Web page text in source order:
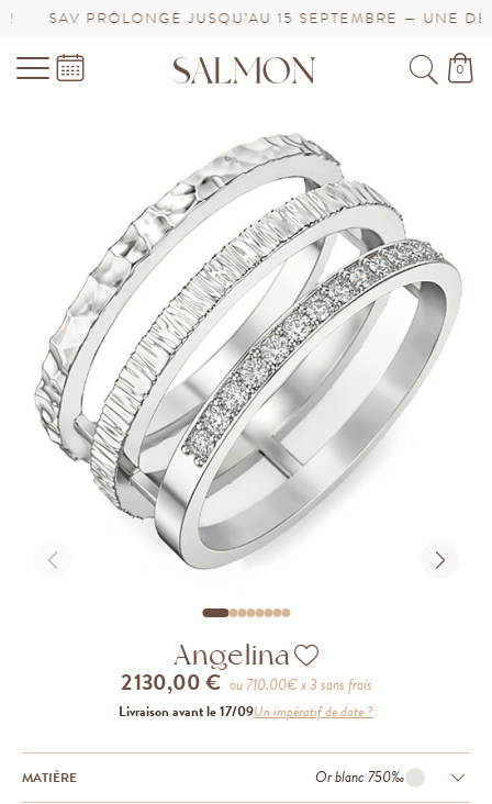
SAV PROLONGÉ JUSQU’AU 15 SEPTEMBRE — UNE
0
Angelina
2 130,00 € ou710.00€ x 3 sans frais
Livraison avant le 17/09Un impératif de date ?
MATIÈRE Or blanc 750‰